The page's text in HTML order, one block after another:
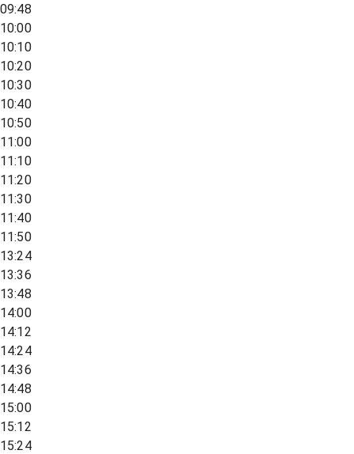
09:48
10:00
10:10
10:20
10:30
10:40
10:50
11:00
11:10
11:20
11:30
11:40
11:50
13:24
13:36
13:48
14:00
14:12
14:24
14:36
14:48
15:00
15:12
15:24